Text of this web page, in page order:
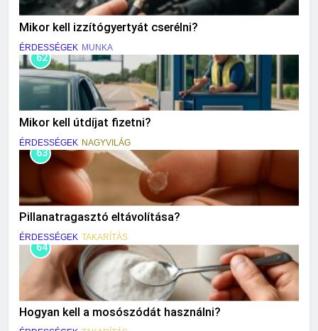
Mikor kell izzítógyertyát cserélni?
ÉRDESSÉGEK MUNKA
62
Mikor kell útdíjat fizetni?
ÉRDESSÉGEK NAGYVILÁG
63
Pillanatragasztó eltávolítása?
ÉRDESSÉGEK TAKARÍTÁS
64
Hogyan kell a mosószódát használni?